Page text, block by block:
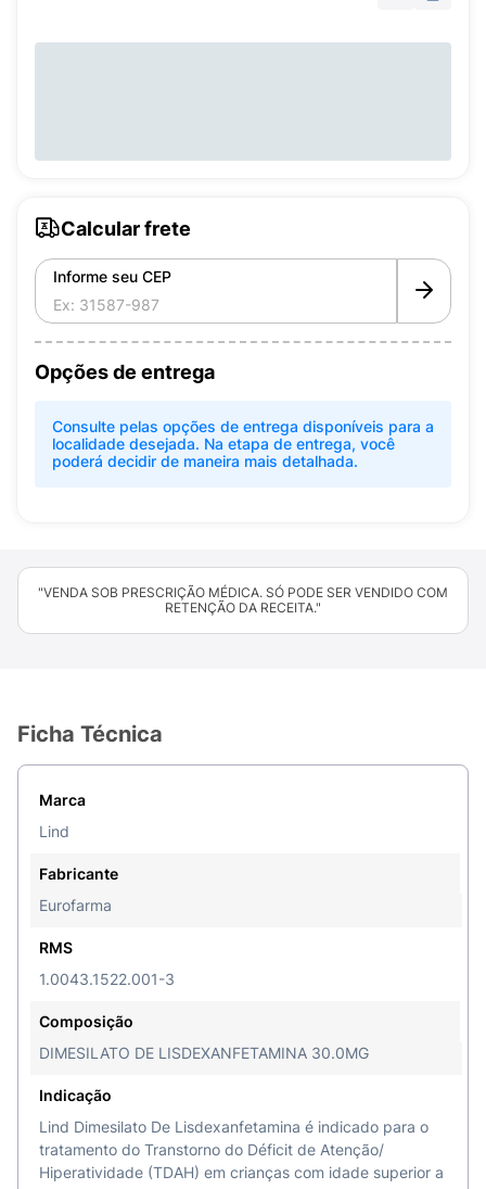
Calcular frete
Informe seu CEP
Opções de entrega
Consulte pelas opções de entrega disponíveis para a
localidade desejada. Na etapa de entrega, você
poderá decidir de maneira mais detalhada.
"VENDA SOB PRESCRIÇÃO MÉDICA. SÓ PODE SER VENDIDO COM
RETENÇÃO DA RECEITA."
Ficha Técnica
Marca
Lind
Fabricante
Eurofarma
RMS
1.0043.1522.001-3
Composição
DIMESILATO DE LISDEXANFETAMINA 30.0MG
Indicação
Lind Dimesilato De Lisdexanfetamina é indicado para o
tratamento do Transtorno do Déficit de Atenção/
Hiperatividade (TDAH) em crianças com idade superior a